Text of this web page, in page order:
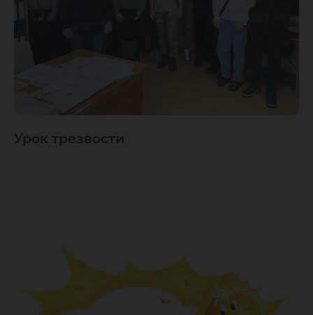
Урок трезвости